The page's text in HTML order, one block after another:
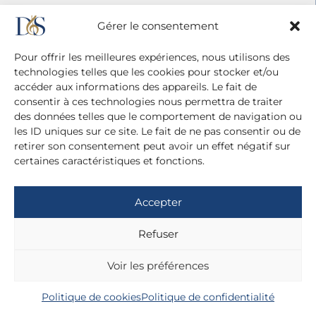
Gérer le consentement
Pour offrir les meilleures expériences, nous utilisons des
technologies telles que les cookies pour stocker et/ou
accéder aux informations des appareils. Le fait de
consentir à ces technologies nous permettra de traiter
des données telles que le comportement de navigation ou
les ID uniques sur ce site. Le fait de ne pas consentir ou de
retirer son consentement peut avoir un effet négatif sur
certaines caractéristiques et fonctions.
Accepter
Refuser
Voir les préférences
Politique de cookiesPolitique de confidentialité
Agence Diane Du Saillant
20 cité Malesherbes - 75009 Paris
+ 33 (0)1 42 81 38 21
+ 33 (0)6 13 42 22 52
dianedusaillant@gmail.com
Mentions légales